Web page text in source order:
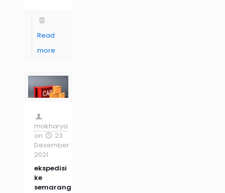
Read
more
makharya
on
23
Desember
2021
ekspedisi
ke
semarang